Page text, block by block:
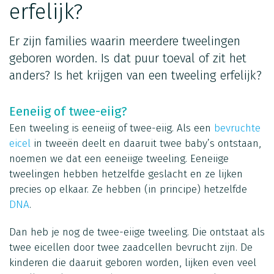
erfelijk?
Er zijn families waarin meerdere tweelingen
geboren worden. Is dat puur toeval of zit het
anders? Is het krijgen van een tweeling erfelijk?
Eeneiig of twee-eiig?
Een tweeling is eeneiig of twee-eiig. Als een bevruchte
eicel in tweeën deelt en daaruit twee baby’s ontstaan,
noemen we dat een eeneiige tweeling. Eeneiige
tweelingen hebben hetzelfde geslacht en ze lijken
precies op elkaar. Ze hebben (in principe) hetzelfde
DNA.
Dan heb je nog de twee-eiige tweeling. Die ontstaat als
twee eicellen door twee zaadcellen bevrucht zijn. De
kinderen die daaruit geboren worden, lijken even veel